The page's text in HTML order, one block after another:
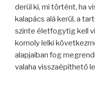
derül ki, mi történt, ha
kalapács alá kerül, a
szinte életfogytig kell
komoly lelki
alapjaiban fog
valaha visszaépíthető